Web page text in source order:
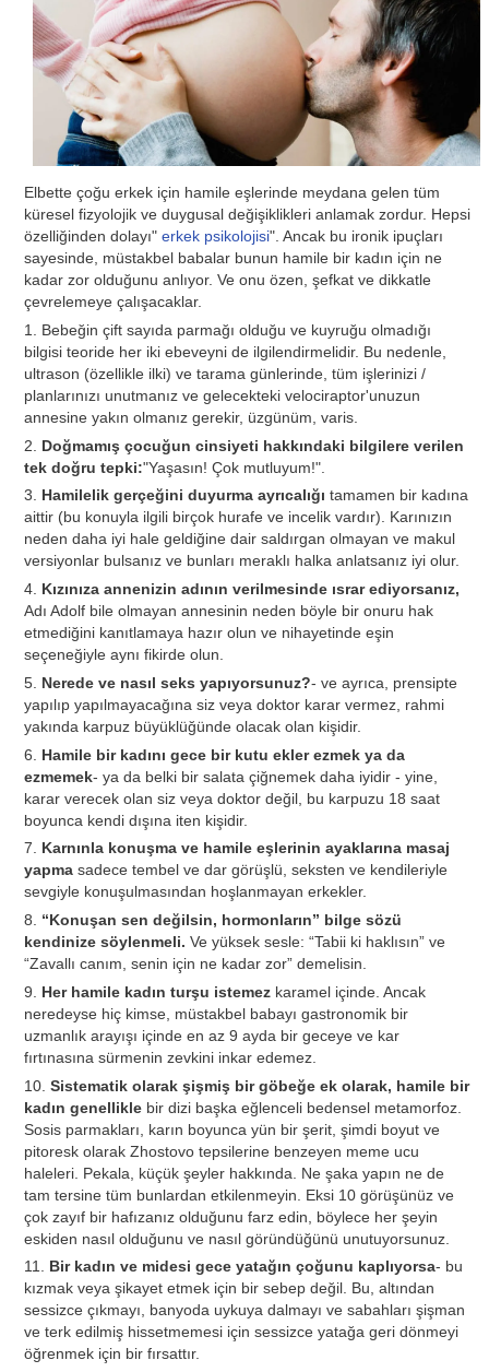
Elbette çoğu erkek için hamile eşlerinde meydana gelen tüm
küresel fizyolojik ve duygusal değişiklikleri anlamak zordur. Hepsi
özelliğinden dolayı" erkek psikolojisi". Ancak bu ironik ipuçları
sayesinde, müstakbel babalar bunun hamile bir kadın için ne
kadar zor olduğunu anlıyor. Ve onu özen, şefkat ve dikkatle
çevrelemeye çalışacaklar.
1. Bebeğin çift sayıda parmağı olduğu ve kuyruğu olmadığı
bilgisi teoride her iki ebeveyni de ilgilendirmelidir. Bu nedenle,
ultrason (özellikle ilki) ve tarama günlerinde, tüm işlerinizi /
planlarınızı unutmanız ve gelecekteki velociraptor'unuzun
annesine yakın olmanız gerekir, üzgünüm, varis.
2. Doğmamış çocuğun cinsiyeti hakkındaki bilgilere verilen
tek doğru tepki:"Yaşasın! Çok mutluyum!".
3. Hamilelik gerçeğini duyurma ayrıcalığı tamamen bir kadına
aittir (bu konuyla ilgili birçok hurafe ve incelik vardır). Karınızın
neden daha iyi hale geldiğine dair saldırgan olmayan ve makul
versiyonlar bulsanız ve bunları meraklı halka anlatsanız iyi olur.
4. Kızınıza annenizin adının verilmesinde ısrar ediyorsanız,
Adı Adolf bile olmayan annesinin neden böyle bir onuru hak
etmediğini kanıtlamaya hazır olun ve nihayetinde eşin
seçeneğiyle aynı fikirde olun.
5. Nerede ve nasıl seks yapıyorsunuz?- ve ayrıca, prensipte
yapılıp yapılmayacağına siz veya doktor karar vermez, rahmi
yakında karpuz büyüklüğünde olacak olan kişidir.
6. Hamile bir kadını gece bir kutu ekler ezmek ya da
ezmemek- ya da belki bir salata çiğnemek daha iyidir - yine,
karar verecek olan siz veya doktor değil, bu karpuzu 18 saat
boyunca kendi dışına iten kişidir.
7. Karnınla konuşma ve hamile eşlerinin ayaklarına masaj
yapma sadece tembel ve dar görüşlü, seksten ve kendileriyle
sevgiyle konuşulmasından hoşlanmayan erkekler.
8. “Konuşan sen değilsin, hormonların” bilge sözü
kendinize söylenmeli. Ve yüksek sesle: “Tabii ki haklısın” ve
“Zavallı canım, senin için ne kadar zor” demelisin.
9. Her hamile kadın turşu istemez karamel içinde. Ancak
neredeyse hiç kimse, müstakbel babayı gastronomik bir
uzmanlık arayışı içinde en az 9 ayda bir geceye ve kar
fırtınasına sürmenin zevkini inkar edemez.
10. Sistematik olarak şişmiş bir göbeğe ek olarak, hamile bir
kadın genellikle bir dizi başka eğlenceli bedensel metamorfoz.
Sosis parmakları, karın boyunca yün bir şerit, şimdi boyut ve
pitoresk olarak Zhostovo tepsilerine benzeyen meme ucu
haleleri. Pekala, küçük şeyler hakkında. Ne şaka yapın ne de
tam tersine tüm bunlardan etkilenmeyin. Eksi 10 görüşünüz ve
çok zayıf bir hafızanız olduğunu farz edin, böylece her şeyin
eskiden nasıl olduğunu ve nasıl göründüğünü unutuyorsunuz.
11. Bir kadın ve midesi gece yatağın çoğunu kaplıyorsa- bu
kızmak veya şikayet etmek için bir sebep değil. Bu, altından
sessizce çıkmayı, banyoda uykuya dalmayı ve sabahları şişman
ve terk edilmiş hissetmemesi için sessizce yatağa geri dönmeyi
öğrenmek için bir fırsattır.